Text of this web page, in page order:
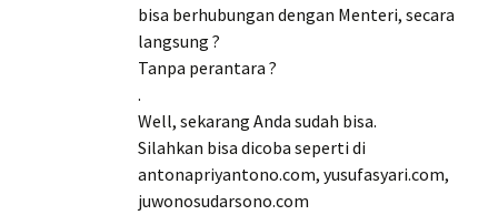
bisa berhubungan dengan Menteri, secara
langsung ?
Tanpa perantara ?
.
Well, sekarang Anda sudah bisa.
Silahkan bisa dicoba seperti di
antonapriyantono.com, yusufasyari.com,
juwonosudarsono.com